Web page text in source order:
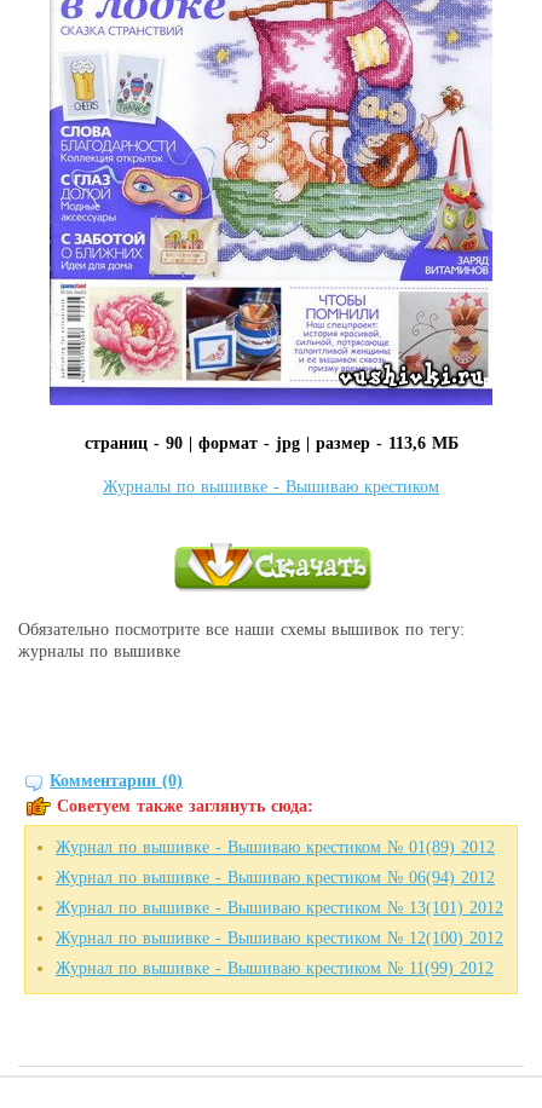
страниц - 90 | формат - jpg | размер - 113,6 МБ
Журналы по вышивке - Вышиваю крестиком
Обязательно посмотрите все наши схемы вышивок по тегу:
журналы по вышивке
Комментарии (0)
Советуем также заглянуть сюда:
Журнал по вышивке - Вышиваю крестиком № 01(89) 2012
Журнал по вышивке - Вышиваю крестиком № 06(94) 2012
Журнал по вышивке - Вышиваю крестиком № 13(101) 2012
Журнал по вышивке - Вышиваю крестиком № 12(100) 2012
Журнал по вышивке - Вышиваю крестиком № 11(99) 2012